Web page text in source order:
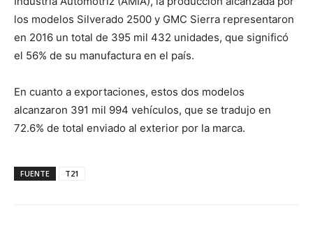
los modelos Silverado 2500 y GMC Sierra representaron
en 2016 un total de 395 mil 432 unidades, que significó
el 56% de su manufactura en el país.
En cuanto a exportaciones, estos dos modelos
alcanzaron 391 mil 994 vehículos, que se tradujo en
72.6% de total enviado al exterior por la marca.
FUENTE T21